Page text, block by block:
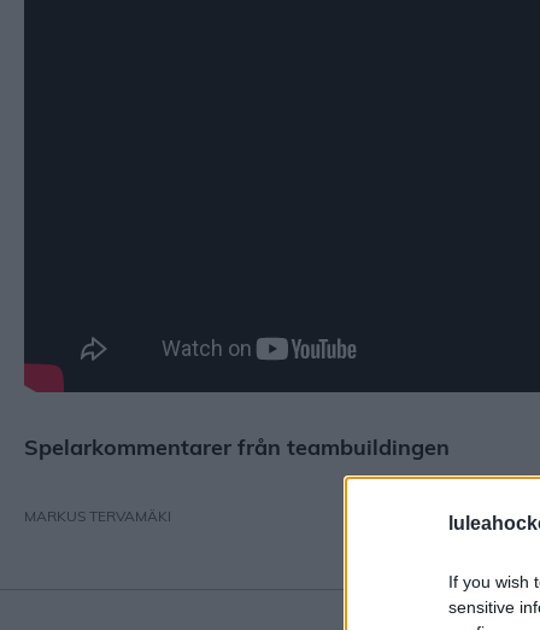
If you wish
sensitive
Spelarkommentarer från teambuildingen
MARKUS TERVAMÄKI